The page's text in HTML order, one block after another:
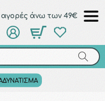
άνω των 49€